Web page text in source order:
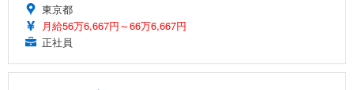
東京都
月給56万6,667円～66万6,667円
正社員